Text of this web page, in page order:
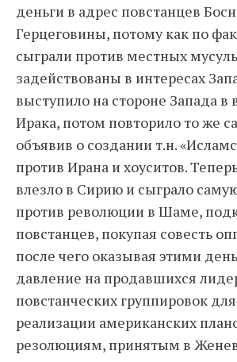
деньги в адрес повстанцев
Герцеговины, потому как по
сыграли против местных
задействованы в интересах
выступило на стороне Запада в
Ирака, потом повторило то же
объявив о создании т.н.
против Ирана и хоуситов.
влезло в Сирию и сыграло
против революции в Шаме,
повстанцев, покупая совесть
после чего оказывая этими
давление на продавшихся
повстанческих группировок
реализации американских
резолюциям, принятым в